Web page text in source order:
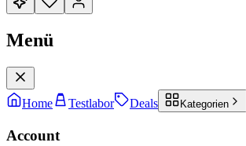
Menü
Home Testlabor Deals Kategorien
Account